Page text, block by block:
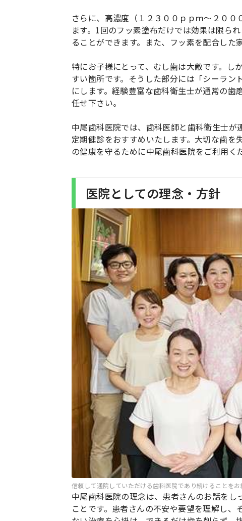
さらに、高濃度（１２３００ｐｐｍ～２０
ます。1回のフッ素塗布だけでは効果は限ら
ることができます。また、フッ素を配合した
特にお子様にとって、むし歯は大敵です。
すい箇所です。そうした部分には「シーラン
にします。経験豊富な歯科衛生士が通常の
任せ下さい。
中尾歯科医院では、歯科医師と歯科衛生士
定期健診をおすすめいたします。大切な歯
の健康を守るために中尾歯科医院をご利用く
医院としての理念・方針
信頼して通院していただける歯科医院であり続けることを
中尾歯科医院の理念は、患者さんのお話を
ことです。患者さんの不安や要望を理解し